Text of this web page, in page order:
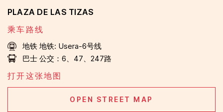
PLAZA DE LAS TIZAS
乘车路线
地铁 地铁: Usera-6号线
巴士 公交：6、47、247路
打开这张地图
OPEN STREET MAP